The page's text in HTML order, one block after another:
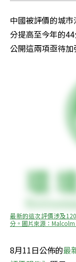
中國被評價的城
分提高至今年的
公開這兩項亟待加
最新的這次評價涉及
分。圖片來源：
8月11日公佈的最